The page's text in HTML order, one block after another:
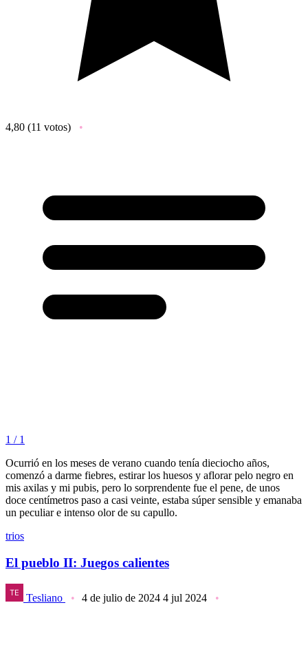
4,80 (11 votos)
1 / 1
Ocurrió en los meses de verano cuando tenía dieciocho años,
comenzó a darme fiebres, estirar los huesos y aflorar pelo negro en
mis axilas y mi pubis, pero lo sorprendente fue el pene, de unos
doce centímetros paso a casi veinte, estaba súper sensible y emanaba
un peculiar e intenso olor de su capullo.
trios
El pueblo II: Juegos calientes
Tesliano 4 de julio de 2024 4 jul 2024